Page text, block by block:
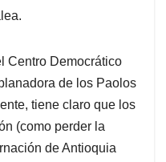
Centro Democrático
de los Paolos
tiene claro que los
(como perder la
de Antioquia